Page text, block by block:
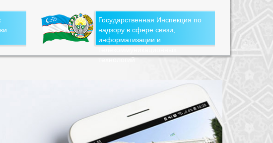
Государственная Инспекция по
надзору в сфере связи,
информатизации и
технологий